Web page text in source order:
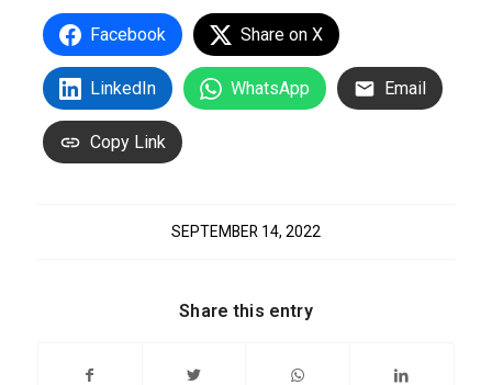
Facebook Share on X
LinkedIn WhatsApp Email
Copy Link
SEPTEMBER 14, 2022
Share this entry